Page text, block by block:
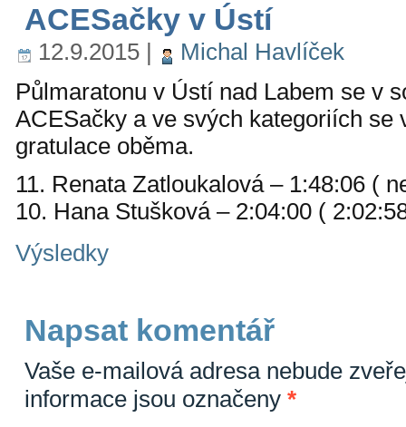
ACESačky v Ústí
12.9.2015 |
Michal Havlíček
Půlmaratonu v Ústí nad Labem se v
ACESačky a ve svých kategoriích se
gratulace oběma.
11. Renata Zatloukalová – 1:48:06 (
10. Hana Stušková – 2:04:00 (
Výsledky
Napsat komentář
Vaše e-mailová adresa nebude
informace jsou označeny *